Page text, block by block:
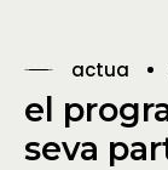
actua
el
seva